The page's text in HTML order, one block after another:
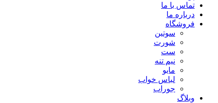
تماس با ما
درباره ما
فروشگاه
سوتین
شورت
ست
نیم تنه
مایو
لباس خواب
جوراب
وبلاگ